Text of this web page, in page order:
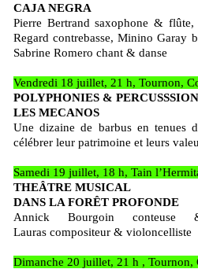
CAJA NEGRA
Pierre Bertrand saxophone &
Regard contrebasse, Minino Garay
Sabrine Romero chant & danse
Vendredi 18 juillet, 21 h, Tournon,
POLYPHONIES &
LES MECANOS
Une dizaine de barbus en tenues
célébrer leur patrimoine et leurs
Samedi 19 juillet, 18 h, Tain
THEÂTRE MUSICAL
DANS LA FORÊT PROFONDE
Annick Bourgoin
Lauras compositeur & violoncelliste
Dimanche 20 juillet, 21 h , Tournon,